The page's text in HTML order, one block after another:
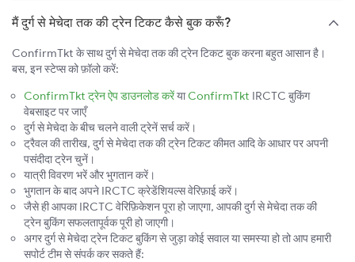
मैं दुर्ग से मेचेदा तक की ट्रेन टिकट कैसे बुक करूँ?
ConfirmTkt के साथ दुर्ग से मेचेदा तक की ट्रेन टिकट बुक करना बहुत आसान है।
बस, इन स्टेप्स को फ़ॉलो करें:
ConfirmTkt ट्रेन ऐप डाउनलोड करेंयाConfirmTkt IRCTC बुकिंग
वेबसाइट पर जाएँ
दुर्ग से मेचेदा के बीच चलने वाली ट्रेनें सर्च करें।
ट्रैवल की तारीख, दुर्ग से मेचेदा तक की ट्रेन टिकट कीमत आदि के आधार पर अपनी
पसंदीदा ट्रेन चुनें।
यात्री विवरण भरें और भुगतान करें।
भुगतान के बाद अपने IRCTC क्रेडेंशियल्स वेरिफ़ाई करें।
जैसे ही आपका IRCTC वेरिफ़िकेशन पूरा हो जाएगा, आपकी दुर्ग से मेचेदा तक की
ट्रेन बुकिंग सफलतापूर्वक पूरी हो जाएगी।
अगर दुर्ग से मेचेदा ट्रेन टिकट बुकिंग से जुड़ा कोई सवाल या समस्या हो तो आप हमारी
सपोर्ट टीम से संपर्क कर सकते हैं: